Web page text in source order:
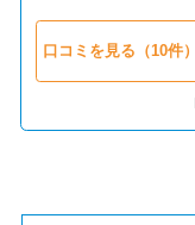
口コミを見る（10件）